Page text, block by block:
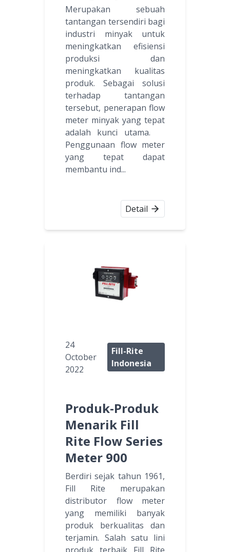
Merupakan sebuah
tantangan tersendiri bagi
industri minyak untuk
meningkatkan efisiensi
produksi dan
meningkatkan kualitas
produk. Sebagai solusi
terhadap tantangan
tersebut, penerapan flow
meter minyak yang tepat
adalah kunci utama.
Penggunaan flow meter
yang tepat dapat
membantu ind...
Detail
24
October
2022
Fill-Rite
Indonesia
Produk-Produk
Menarik Fill
Rite Flow Series
Meter 900
Berdiri sejak tahun 1961,
Fill Rite merupakan
distributor flow meter
yang memiliki banyak
produk berkualitas dan
terjamin. Salah satu lini